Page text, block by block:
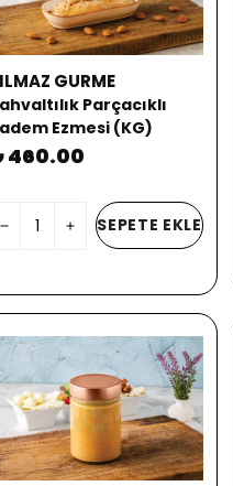
GURME
Parçacıklı
Ezmesi (KG)
460.00
SEPETE EKLE